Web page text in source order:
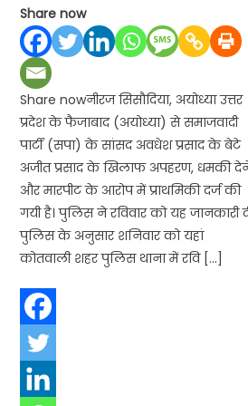
Share now
Share nowनीरज सिसौदिया, अयोध्या उत्तर
प्रदेश के फैजाबाद (अयोध्या) से समाजवादी
पार्टी (सपा) के सांसद अवधेश प्रसाद के बेटे
अजीत प्रसाद के खिलाफ अपहरण, धमकी
और मारपीट के आरोप में प्राथमिकी दर्ज की
गयी है। पुलिस ने रविवार को यह जानकारी
पुलिस के अनुसार शनिवार को यहां
कोतवाली शहर पुलिस थाना में रवि […]